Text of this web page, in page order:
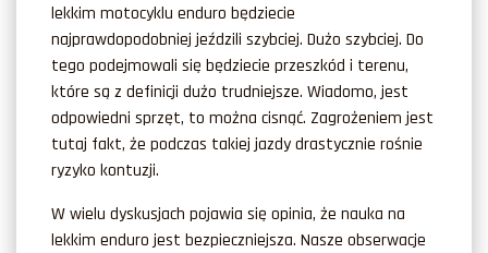
lekkim motocyklu enduro będziecie
najprawdopodobniej jeździli szybciej. Dużo szybciej. Do
tego podejmowali się będziecie przeszkód i terenu,
które są z definicji dużo trudniejsze. Wiadomo, jest
odpowiedni sprzęt, to można cisnąć. Zagrożeniem jest
tutaj fakt, że podczas takiej jazdy drastycznie rośnie
ryzyko kontuzji.
W wielu dyskusjach pojawia się opinia, że nauka na
lekkim enduro jest bezpieczniejsza. Nasze obserwacje